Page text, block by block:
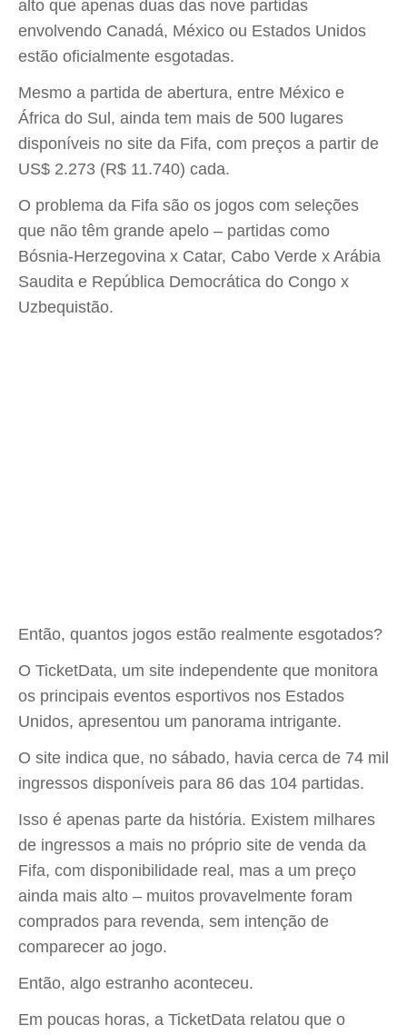
alto que apenas duas das nove partidas
envolvendo Canadá, México ou Estados Unidos
estão oficialmente esgotadas.
Mesmo a partida de abertura, entre México e
África do Sul, ainda tem mais de 500 lugares
disponíveis no site da Fifa, com preços a partir de
US$ 2.273 (R$ 11.740) cada.
O problema da Fifa são os jogos com seleções
que não têm grande apelo – partidas como
Bósnia-Herzegovina x Catar, Cabo Verde x Arábia
Saudita e República Democrática do Congo x
Uzbequistão.
Então, quantos jogos estão realmente esgotados?
O TicketData, um site independente que monitora
os principais eventos esportivos nos Estados
Unidos, apresentou um panorama intrigante.
O site indica que, no sábado, havia cerca de 74 mil
ingressos disponíveis para 86 das 104 partidas.
Isso é apenas parte da história. Existem milhares
de ingressos a mais no próprio site de venda da
Fifa, com disponibilidade real, mas a um preço
ainda mais alto – muitos provavelmente foram
comprados para revenda, sem intenção de
comparecer ao jogo.
Então, algo estranho aconteceu.
Em poucas horas, a TicketData relatou que o